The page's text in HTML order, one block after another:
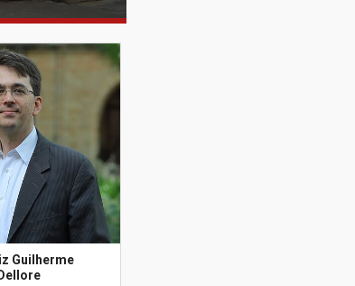
Guilherme